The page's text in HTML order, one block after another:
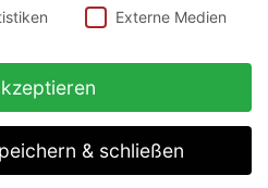
Externe Medien
& schließen